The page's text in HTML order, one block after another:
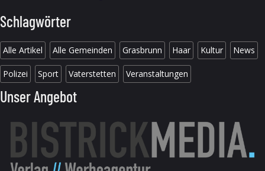
Schlagwörter
Alle Artikel Alle Gemeinden Grasbrunn Haar Kultur News
Polizei Sport Vaterstetten Veranstaltungen
Unser Angebot